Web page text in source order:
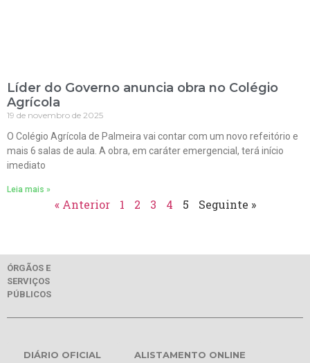
Líder do Governo anuncia obra no Colégio
Agrícola
19 de novembro de 2025
O Colégio Agrícola de Palmeira vai contar com um novo refeitório e
mais 6 salas de aula. A obra, em caráter emergencial, terá início
imediato
Leia mais »
« Anterior 1 2 3 4 5 Seguinte »
ÓRGÃOS E
SERVIÇOS
PÚBLICOS
DIÁRIO OFICIAL ALISTAMENTO ONLINE